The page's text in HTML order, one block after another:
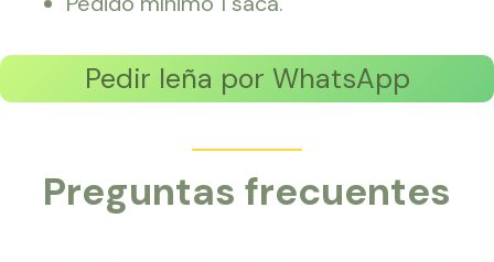
Pedir leña por WhatsApp
Preguntas frecuentes